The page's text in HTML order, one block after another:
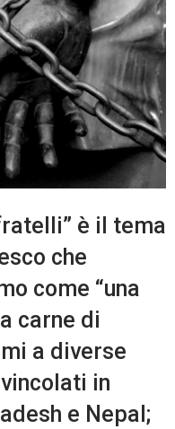
è il tema
che
come “una
carne di
a diverse
in
e Nepal;